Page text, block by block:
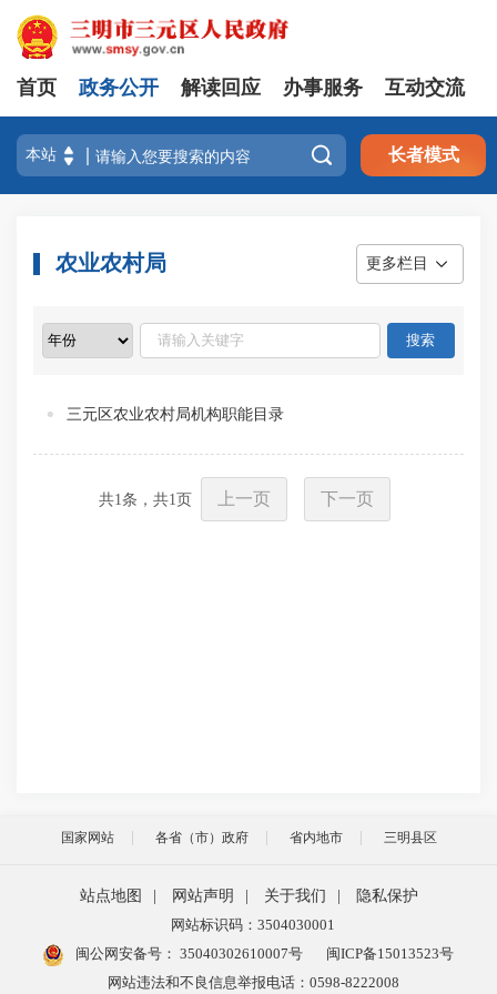
首页 政务公开 解读回应 办事服务 互动交流
 长者模式
农业农村局 更多栏目
三元区农业农村局机构职能目录
共1 条，共1 页 上一页 下一页
国家网站 各省（市）政府 省内地市 三明县区
站点地图 网站声明 关于我们
隐私保护
网站标识码：3504030001
闽公网安备号： 35040302610007号
闽ICP备15013523号
网站违法和不良信息举报电话：0598-8222008